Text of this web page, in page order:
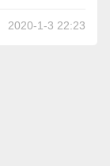
2020-1-3 22:23